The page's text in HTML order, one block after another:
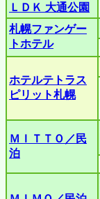
ＬＤＫ 大通公園
札幌ファンゲー
トホテル
ホテルテトラス
ピリット札幌
ＭＩＴＴＯ／民
泊